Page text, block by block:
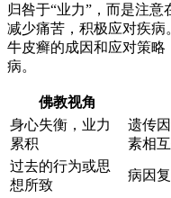
归咎于“业力”，而是注意
减少痛苦，积极应对疾
牛皮癣的成因和应对策
病。
佛教视角
身心失衡，业力
累积
遗传
素相
过去的行为或思
想所致
病因